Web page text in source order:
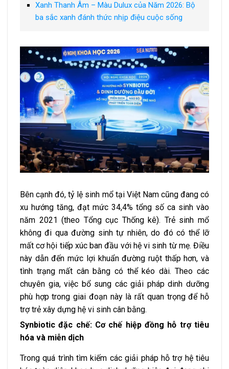
Xanh Thanh Âm – Màu Dulux của Năm 2026: Bộ
ba sắc xanh đánh thức nhịp điệu cuộc sống
Bên cạnh đó, tỷ lệ sinh mổ tại Việt Nam cũng đang có
xu hướng tăng, đạt mức 34,4% tổng số ca sinh vào
năm 2021 (theo Tổng cục Thống kê). Trẻ sinh mổ
không đi qua đường sinh tự nhiên, do đó có thể lỡ
mất cơ hội tiếp xúc ban đầu với hệ vi sinh từ mẹ. Điều
này dẫn đến mức lợi khuẩn đường ruột thấp hơn, và
tình trạng mất cân bằng có thể kéo dài. Theo các
chuyên gia, việc bổ sung các giải pháp dinh dưỡng
phù hợp trong giai đoạn này là rất quan trọng để hỗ
trợ trẻ xây dựng hệ vi sinh cân bằng.
Synbiotic đặc chế: Cơ chế hiệp đồng hỗ trợ tiêu
hóa và miễn dịch
Trong quá trình tìm kiếm các giải pháp hỗ trợ hệ tiêu